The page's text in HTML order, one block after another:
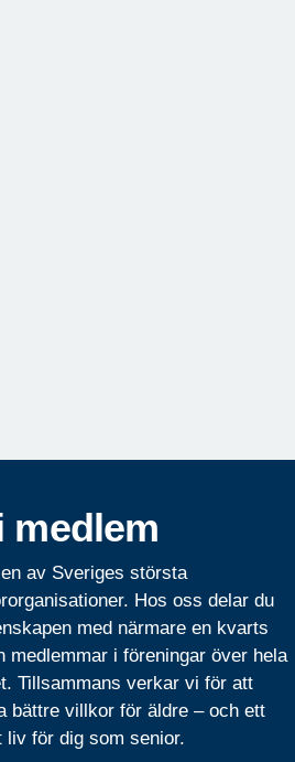
medlem
av Sveriges största
Hos oss delar du
med närmare en kvarts
medlemmar i föreningar över hela
Tillsammans verkar vi för att
bättre villkor för äldre – och ett
liv för dig som senior.